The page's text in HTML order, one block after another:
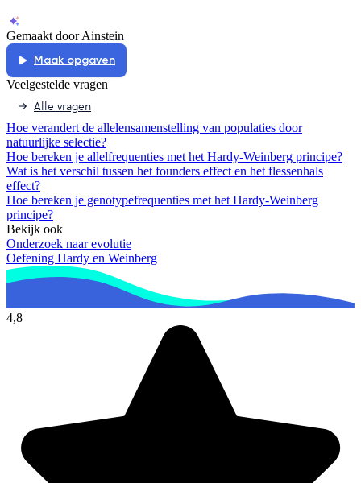
Gemaakt door Ainstein
Maak opgaven
Veelgestelde vragen
Alle vragen
Hoe verandert de allelensamenstelling van populaties door
natuurlijke selectie?
Hoe bereken je allelfrequenties met het Hardy-Weinberg principe?
Wat is het verschil tussen het founders effect en het flessenhals
effect?
Hoe bereken je genotypefrequenties met het Hardy-Weinberg
principe?
Bekijk ook
Onderzoek naar evolutie
Oefening Hardy en Weinberg
4,8